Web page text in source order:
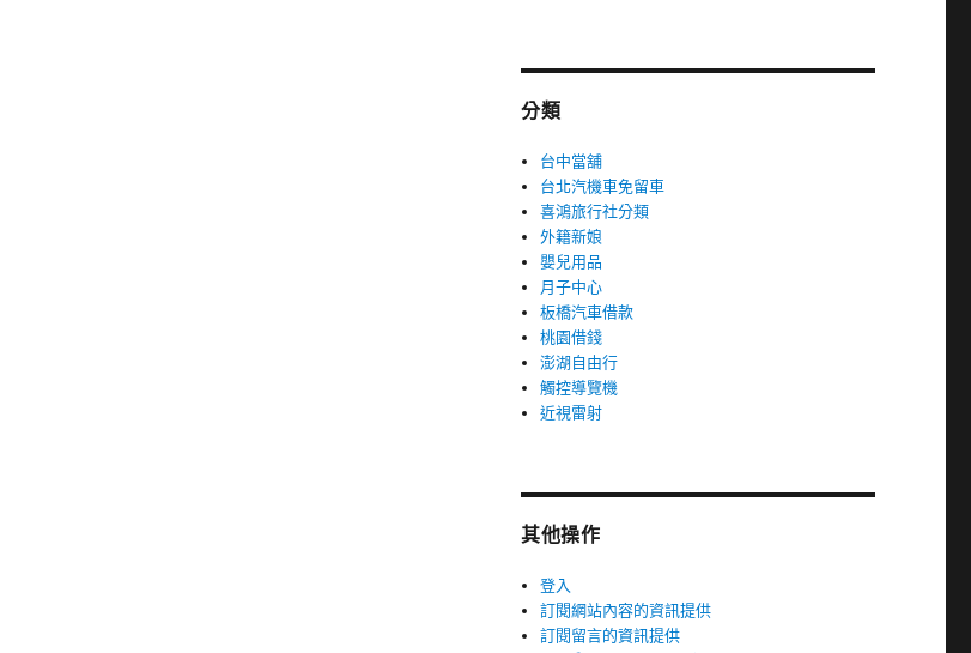
分類
台中當舖
台北汽機車免留車
喜鴻旅行社分類
外籍新娘
嬰兒用品
月子中心
板橋汽車借款
桃園借錢
澎湖自由行
觸控導覽機
近視雷射
其他操作
登入
訂閱網站內容的資訊提供
訂閱留言的資訊提供